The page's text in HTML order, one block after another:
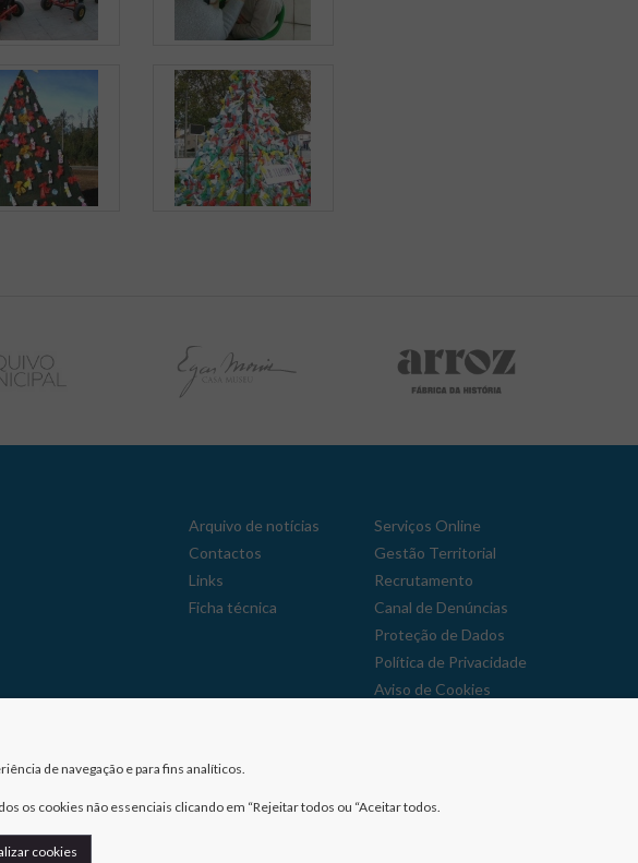
Arquivo de notícias
Contactos
Links
Ficha técnica
Serviços Online
Gestão Territorial
Recrutamento
Canal de Denúncias
Proteção de Dados
Política de Privacidade
Aviso de Cookies
de navegação e para fins analíticos.
os cookies não essenciais clicando em “Rejeitar todos ou “Aceitar todos.
cookies